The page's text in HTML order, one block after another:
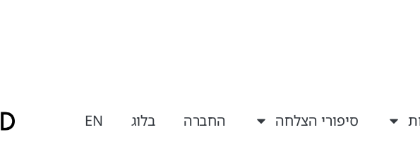
סיפורי הצלחה החברה בלוג EN